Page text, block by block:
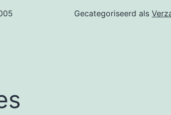
Gecategoriseerd als